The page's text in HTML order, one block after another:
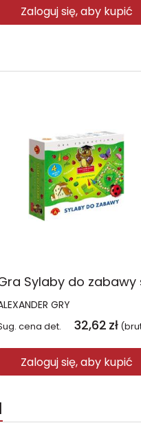
Zaloguj się, aby kupić
GRY
cena det. 32,62 zł
Zaloguj się, aby kupić